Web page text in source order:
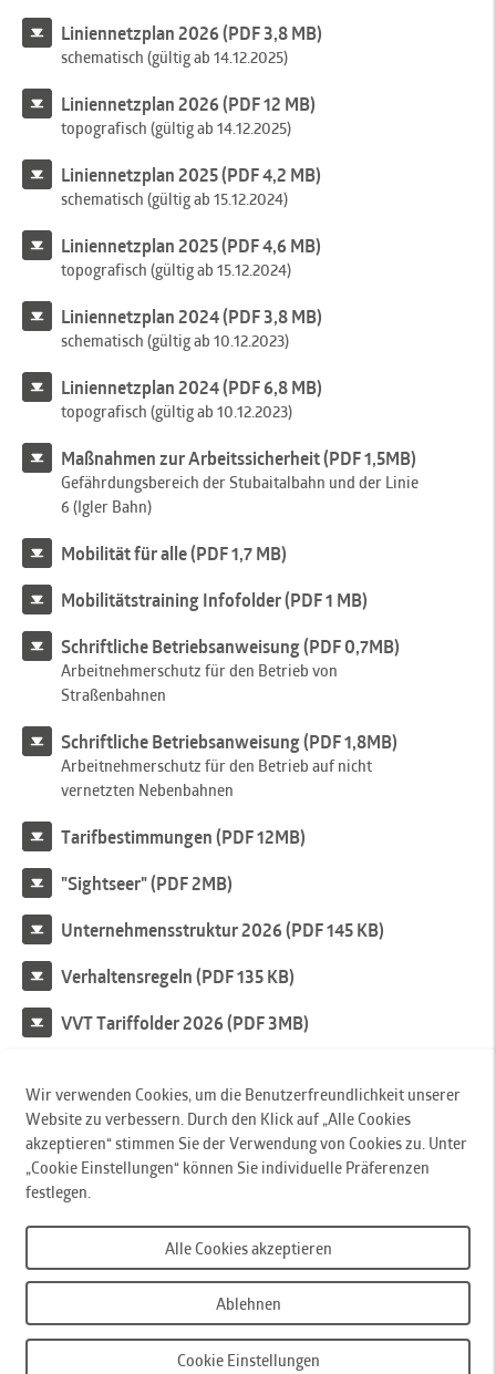
Liniennetzplan 2026 (PDF 3,8 MB)
schematisch (gültig ab 14.12.2025)
Liniennetzplan 2026 (PDF 12 MB)
topografisch (gültig ab 14.12.2025)
Liniennetzplan 2025 (PDF 4,2 MB)
schematisch (gültig ab 15.12.2024)
Liniennetzplan 2025 (PDF 4,6 MB)
topografisch (gültig ab 15.12.2024)
Liniennetzplan 2024 (PDF 3,8 MB)
schematisch (gültig ab 10.12.2023)
Liniennetzplan 2024 (PDF 6,8 MB)
topografisch (gültig ab 10.12.2023)
Maßnahmen zur Arbeitssicherheit (PDF 1,5MB)
Gefährdungsbereich der Stubaitalbahn und der Linie
6 (Igler Bahn)
Mobilität für alle (PDF 1,7 MB)
Mobilitätstraining Infofolder (PDF 1 MB)
Schriftliche Betriebsanweisung (PDF 0,7MB)
Arbeitnehmerschutz für den Betrieb von
Straßenbahnen
Schriftliche Betriebsanweisung (PDF 1,8MB)
Arbeitnehmerschutz für den Betrieb auf nicht
vernetzten Nebenbahnen
Tarifbestimmungen (PDF 12MB)
"Sightseer" (PDF 2MB)
Unternehmensstruktur 2026 (PDF 145 KB)
Verhaltensregeln (PDF 135 KB)
VVT Tariffolder 2026 (PDF 3MB)
Nach Oben
Innsbrucker Verkehrsbetriebe und Stubaitalbahn GmbH, Pastorstr. 5, 6010 Innsbruck,
Austria, T+43 512 53 07-0,
IVB-KundInnencenter, Stainerstraße 2, 6020 Innsbruck, T+43 512 53 07-500, Mo - Fr,
07:30 - 18:00 Uhr, weitere Kontakte
Impressum
Wir verwenden Cookies, um die Benutzerfreundlichkeit unserer
Website zu verbessern. Durch den Klick auf „Alle Cookies
akzeptieren“ stimmen Sie der Verwendung von Cookies zu. Unter
„Cookie Einstellungen“ können Sie individuelle Präferenzen
festlegen.
Cookie Einstellungen
Ablehnen
Alle Cookies akzeptieren